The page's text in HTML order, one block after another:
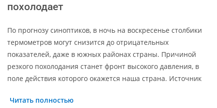
похолодает
По прогнозу синоптиков, в ночь на воскресенье столбики
термометров могут снизится до отрицательных
показателей, даже в южных районах страны. Причиной
резкого похолодания станет фронт высокого давления, в
поле действия которого окажется наша страна. Источник
Читать полностью